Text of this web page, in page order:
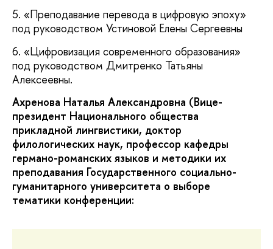
5. «Преподавание перевода в цифровую эпоху»
под руководством Устиновой Елены Сергеевны
6. «Цифровизация современного образования»
под руководством Дмитренко Татьяны
Алексеевны.
Ахренова Наталья Александровна (Вице-
президент Национального общества
прикладной лингвистики, доктор
филологических наук, профессор кафедры
германо-романских языков и методики их
преподавания Государственного социально-
гуманитарного университета о выборе
тематики конференции: